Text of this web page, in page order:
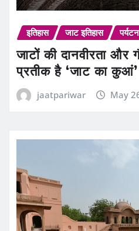
इतिहास जाट इतिहास पर्यटन
जाटों की दानवीरता और
प्रतीक है ‘जाट का कुआं’
jaatpariwar May